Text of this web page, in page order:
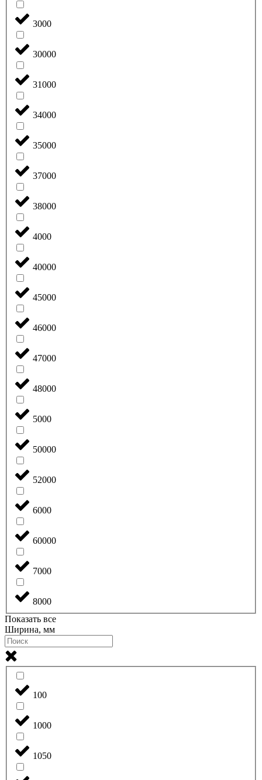
3000
30000
31000
34000
35000
37000
38000
4000
40000
45000
46000
47000
48000
5000
50000
52000
6000
60000
7000
8000
Показать все
Ширина, мм
100
1000
1050